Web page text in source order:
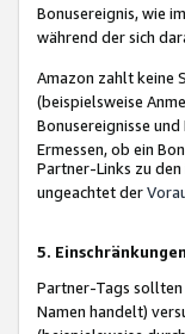
Bonusereignis, wie
während der sich
Amazon zahlt keine
(beispielsweise
Bonusereignisse
Ermessen, ob ein
Partner-Links zu
ungeachtet der
5.
Partner-Tags
Namen handelt)